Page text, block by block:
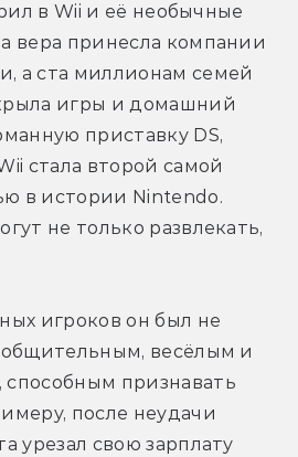
в Wii и её необычные
вера принесла компании
а ста миллионам семей
игры и домашний
приставку DS,
стала второй самой
в истории Nintendo.
не только развлекать,
игроков он был не
общительным, весёлым и
признавать
после неудачи
урезал свою зарплату